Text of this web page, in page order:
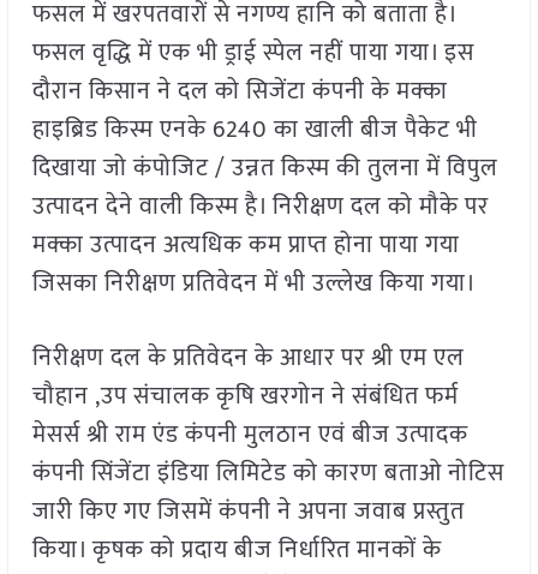
फसल में खरपतवारों से नगण्य हानि को बताता है।
फसल वृद्धि में एक भी ड्राई स्पेल नहीं पाया गया। इस
दौरान किसान ने दल को सिजेंटा कंपनी के मक्का
हाइब्रिड किस्म एनके 6240 का खाली बीज पैकेट भी
दिखाया जो कंपोजिट / उन्नत किस्म की तुलना में विपुल
उत्पादन देने वाली किस्म है। निरीक्षण दल को मौके पर
मक्का उत्पादन अत्यधिक कम प्राप्त होना पाया गया
जिसका निरीक्षण प्रतिवेदन में भी उल्लेख किया गया।
निरीक्षण दल के प्रतिवेदन के आधार पर श्री एम एल
चौहान ,उप संचालक कृषि खरगोन ने संबंधित फर्म
मेसर्स श्री राम एंड कंपनी मुलठान एवं बीज उत्पादक
कंपनी सिंजेंटा इंडिया लिमिटेड को कारण बताओ नोटिस
जारी किए गए जिसमें कंपनी ने अपना जवाब प्रस्तुत
किया। कृषक को प्रदाय बीज निर्धारित मानकों के